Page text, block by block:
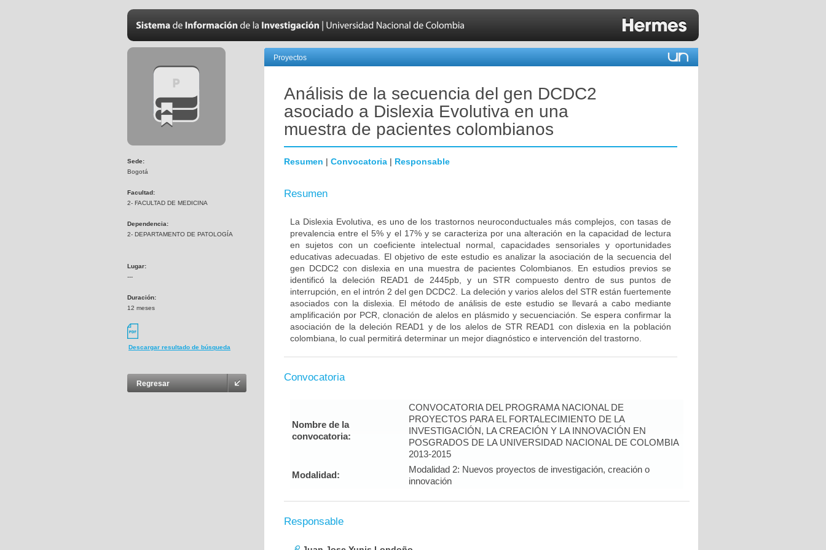
Sede:
Bogotá
Facultad:
2- FACULTAD DE MEDICINA
Dependencia:
2- DEPARTAMENTO DE PATOLOGÍA
Lugar:
---
Duración:
12 meses
Descargar resultado de búsqueda
Regresar
Proyectos
Análisis de la secuencia del gen DCDC2
asociado a Dislexia Evolutiva en una
muestra de pacientes colombianos
Resumen | Convocatoria | Responsable
Resumen
La Dislexia Evolutiva, es uno de los trastornos neuroconductuales más complejos, con tasas de
prevalencia entre el 5% y el 17% y se caracteriza por una alteración en la capacidad de lectura
en sujetos con un coeficiente intelectual normal, capacidades sensoriales y oportunidades
educativas adecuadas. El objetivo de este estudio es analizar la asociación de la secuencia del
gen DCDC2 con dislexia en una muestra de pacientes Colombianos. En estudios previos se
identificó la deleción READ1 de 2445pb, y un STR compuesto dentro de sus puntos de
interrupción, en el intrón 2 del gen DCDC2. La deleción y varios alelos del STR están fuertemente
asociados con la dislexia. El método de análisis de este estudio se llevará a cabo mediante
amplificación por PCR, clonación de alelos en plásmido y secuenciación. Se espera confirmar la
asociación de la deleción READ1 y de los alelos de STR READ1 con dislexia en la población
colombiana, lo cual permitirá determinar un mejor diagnóstico e intervención del trastorno.
Convocatoria
Nombre de la
convocatoria:
CONVOCATORIA DEL PROGRAMA NACIONAL DE
PROYECTOS PARA EL FORTALECIMIENTO DE LA
INVESTIGACIÓN, LA CREACIÓN Y LA INNOVACIÓN EN
POSGRADOS DE LA UNIVERSIDAD NACIONAL DE COLOMBIA
2013-2015
Modalidad:
Modalidad 2: Nuevos proyectos de investigación, creación o
innovación
Responsable